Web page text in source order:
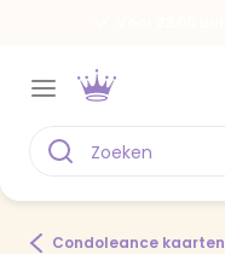
Condoleance kaarten